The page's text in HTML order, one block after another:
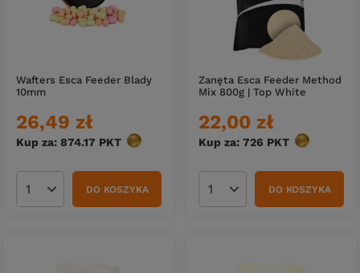
Wafters Esca Feeder Blady
10mm
26,49 zł
Kup za: 874.17 PKT punktów
Ilość produktówDO KOSZYKA
Zanęta Esca Feeder Method
Mix 800g | Top White
22,00 zł
Kup za: 726 PKT punktów
Ilość produktówDO KOSZYKA